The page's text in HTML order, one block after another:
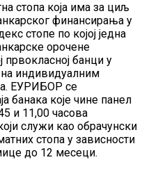
стопа која има за циљ
финансирања у
стопе по којој једна
орочене
првокласној банци у
индивидуалним
ЕУРИБОР се
банака које чине панел
и 11,00 часова
служи као обрачунски
стопа у зависности
до 12 месеци.